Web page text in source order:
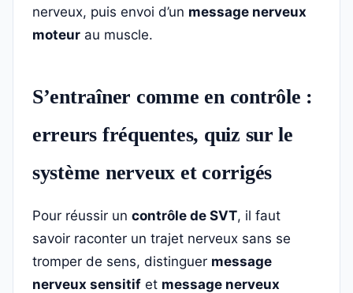
nerveux, puis envoi d’un message nerveux
moteur au muscle.
S’entraîner comme en contrôle :
erreurs fréquentes, quiz sur le
système nerveux et corrigés
Pour réussir un contrôle de SVT, il faut
savoir raconter un trajet nerveux sans se
tromper de sens, distinguer message
nerveux sensitif et message nerveux